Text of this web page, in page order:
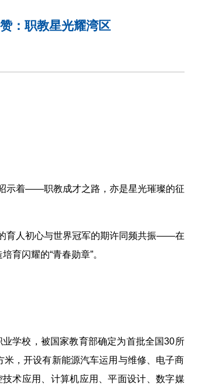
：职教星光耀湾区
示着——职教成才之路，亦是星光璀璨的征
育人初心与世界冠军的期许同频共振——在
育闪耀的“青春勋章”。
学校，被国家教育部确定为首批全国30所
，开设有新能源汽车运用与维修、电子商
术应用、计算机应用、平面设计、数字媒